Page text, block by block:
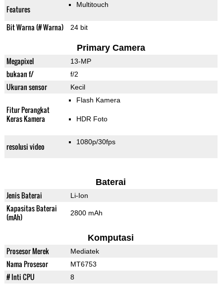
Features Multitouch
Bit Warna (# Warna) 24 bit
Primary Camera
Megapixel 13-MP
bukaan f/ f/2
Ukuran sensor Kecil
Fitur Perangkat
Keras Kamera
Flash Kamera
HDR Foto
resolusi video 1080p/30fps
Baterai
Jenis Baterai Li-Ion
Kapasitas Baterai
(mAh)
2800 mAh
Komputasi
Prosesor Merek Mediatek
Nama Prosesor MT6753
# Inti CPU 8